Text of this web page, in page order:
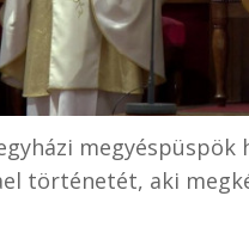
megyéspüspök
történetét, aki